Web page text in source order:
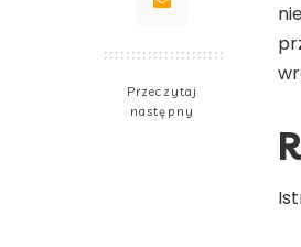
Przeczytaj
następny